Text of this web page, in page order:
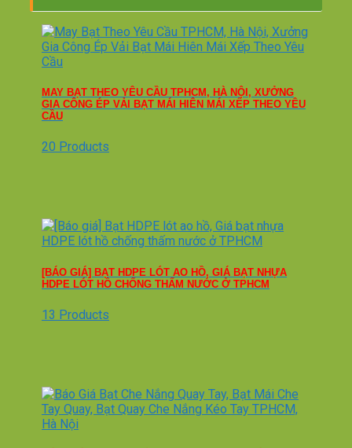
MAY BẠT THEO YÊU CẦU TPHCM, HÀ NỘI, XƯỞNG
GIA CÔNG ÉP VẢI BẠT MÁI HIÊN MÁI XẾP THEO YÊU
CẦU
20 Products
[BÁO GIÁ] BẠT HDPE LÓT AO HỒ, GIÁ BẠT NHỰA
HDPE LÓT HỒ CHỐNG THẤM NƯỚC Ở TPHCM
13 Products